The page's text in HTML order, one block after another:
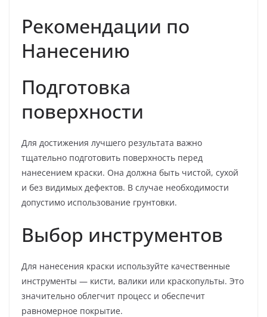
Рекомендации по
Нанесению
Подготовка
поверхности
Для достижения лучшего результата важно
тщательно подготовить поверхность перед
нанесением краски. Она должна быть чистой, сухой
и без видимых дефектов. В случае необходимости
допустимо использование грунтовки.
Выбор инструментов
Для нанесения краски используйте качественные
инструменты — кисти, валики или краскопульты. Это
значительно облегчит процесс и обеспечит
равномерное покрытие.